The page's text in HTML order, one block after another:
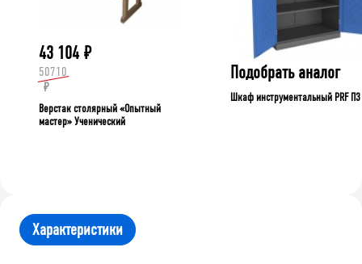
43 104 ₽
50710
₽
Верстак столярный «Опытный
мастер» Ученический
Подобрать аналог
Шкаф инструментальный PRF П3
Характеристики